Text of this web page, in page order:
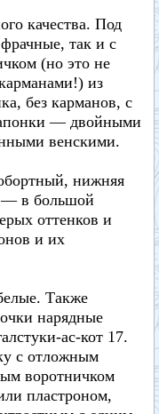
качества. Под
так и с
(но это не
из
без карманов, с
— двойными
венскими.
нижняя
— в большой
оттенков и
и их
Также
нарядные
ас-кот 17.
с отложным
воротничком
пластроном,